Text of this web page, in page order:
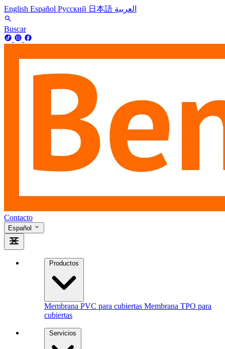
English Español Русский 日本語 العربية
Buscar
Contacto
Español
Productos
Membrana PVC para cubiertas Membrana TPO para
cubiertas
Servicios